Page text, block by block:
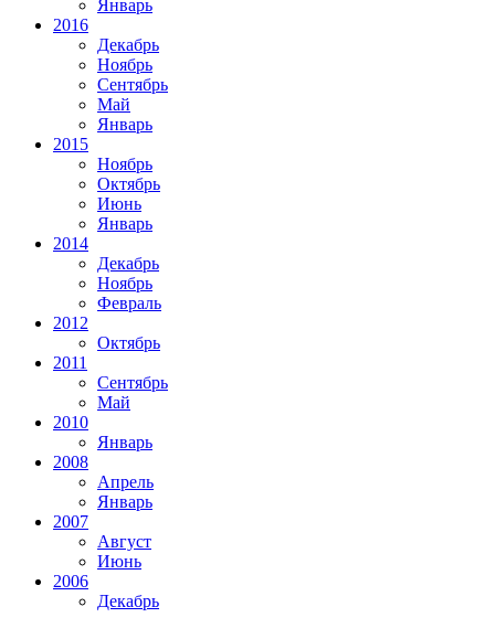
Январь
2016
Декабрь
Ноябрь
Сентябрь
Май
Январь
2015
Ноябрь
Октябрь
Июнь
Январь
2014
Декабрь
Ноябрь
Февраль
2012
Октябрь
2011
Сентябрь
Май
2010
Январь
2008
Апрель
Январь
2007
Август
Июнь
2006
Декабрь